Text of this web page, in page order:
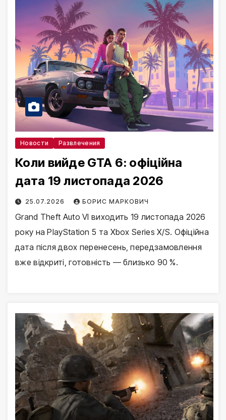
Новости Развлечения
Коли вийде GTA 6: офіційна
дата 19 листопада 2026
25.07.2026 БОРИС МАРКОВИЧ
Grand Theft Auto VI виходить 19 листопада 2026
року на PlayStation 5 та Xbox Series X/S. Офіційна
дата після двох перенесень, передзамовлення
вже відкриті, готовність — близько 90 %.